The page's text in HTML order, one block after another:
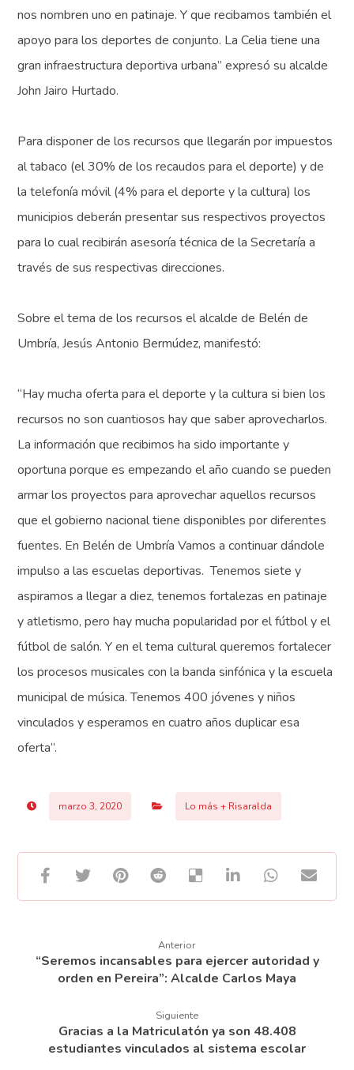
nos nombren uno en patinaje. Y que recibamos también el
apoyo para los deportes de conjunto. La Celia tiene una
gran infraestructura deportiva urbana” expresó su alcalde
John Jairo Hurtado.
Para disponer de los recursos que llegarán por impuestos
al tabaco (el 30% de los recaudos para el deporte) y de
la telefonía móvil (4% para el deporte y la cultura) los
municipios deberán presentar sus respectivos proyectos
para lo cual recibirán asesoría técnica de la Secretaría a
través de sus respectivas direcciones.
Sobre el tema de los recursos el alcalde de Belén de
Umbría, Jesús Antonio Bermúdez, manifestó:
“Hay mucha oferta para el deporte y la cultura si bien los
recursos no son cuantiosos hay que saber aprovecharlos.
La información que recibimos ha sido importante y
oportuna porque es empezando el año cuando se pueden
armar los proyectos para aprovechar aquellos recursos
que el gobierno nacional tiene disponibles por diferentes
fuentes. En Belén de Umbría Vamos a continuar dándole
impulso a las escuelas deportivas. Tenemos siete y
aspiramos a llegar a diez, tenemos fortalezas en patinaje
y atletismo, pero hay mucha popularidad por el fútbol y el
fútbol de salón. Y en el tema cultural queremos fortalecer
los procesos musicales con la banda sinfónica y la escuela
municipal de música. Tenemos 400 jóvenes y niños
vinculados y esperamos en cuatro años duplicar esa
oferta”.
marzo 3, 2020 Lo más + Risaralda
Anterior
“Seremos incansables para ejercer autoridad y
orden en Pereira”: Alcalde Carlos Maya
Siguiente
Gracias a la Matriculatón ya son 48.408
estudiantes vinculados al sistema escolar